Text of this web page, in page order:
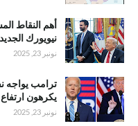
أهم النقاط
نيويورك
نونبر 23, 2025
ترامب يواجه
يكرهون ارتفاع
نونبر 23, 2025